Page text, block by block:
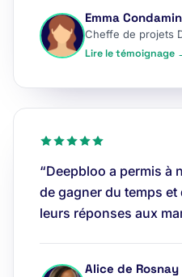
Emma Condamin
Lire le témoignage
“Deepbloo a permis à
de gagner du temps
leurs réponses aux
Alice de Rosnay